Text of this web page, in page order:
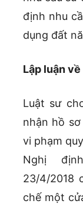
định nhu
dụng đất
Lập luận
Luật sư
nhận hồ
vi phạm
Nghị
23/4/2018
chế một